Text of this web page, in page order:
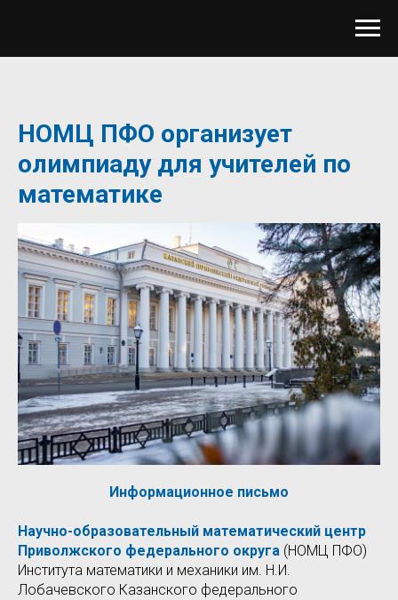
НОМЦ ПФО организует
олимпиаду для учителей по
математике
Информационное письмо
Научно-образовательный математический центр
Приволжского федерального округа (НОМЦ ПФО)
Института математики и механики им. Н.И.
Лобачевского Казанского федерального